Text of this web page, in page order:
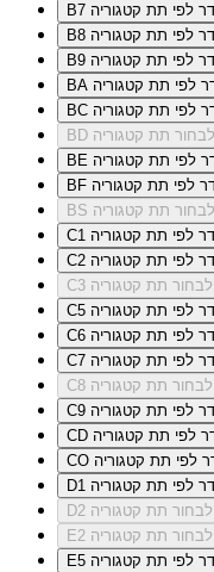
B7
B8
B9
BA
BC
BD
BE
BF
BS
C1
C2
C3
C5
C6
C7
C8
C9
CD
CO
D1
D2
E2
E5